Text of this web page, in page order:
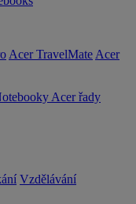
Acer TravelMate Acer
Acer řady
Vzdělávání